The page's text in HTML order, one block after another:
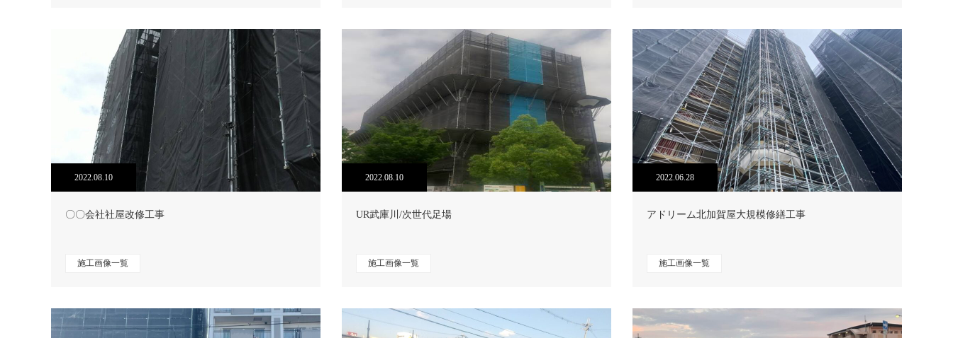
2022.08.10
〇〇会社社屋改修工事
施工画像一覧
2022.08.10
UR武庫川/次世代足場
施工画像一覧
2022.06.28
アドリーム北加賀屋大規模修繕工事
施工画像一覧